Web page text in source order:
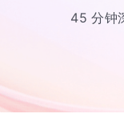
45 分钟